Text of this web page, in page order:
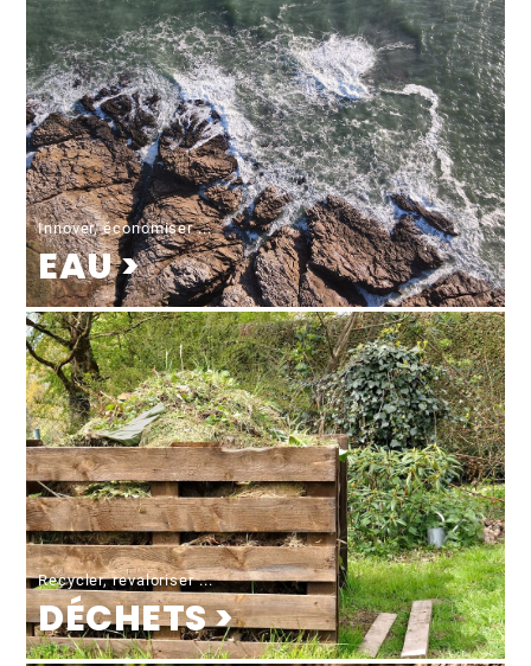
Innover, économiser ...
EAU >
Recycler, revaloriser ...
DÉCHETS >